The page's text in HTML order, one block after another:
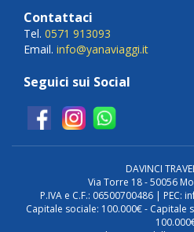
Contattaci
Tel. 0571 913093
Email. info@yanaviaggi.it
Seguici sui Social
DAVINCI
Via Torre 18 - 50056
P.IVA e C.F.: 06500700486 | PEC:
Capitale sociale: 100.000€ - Capitale